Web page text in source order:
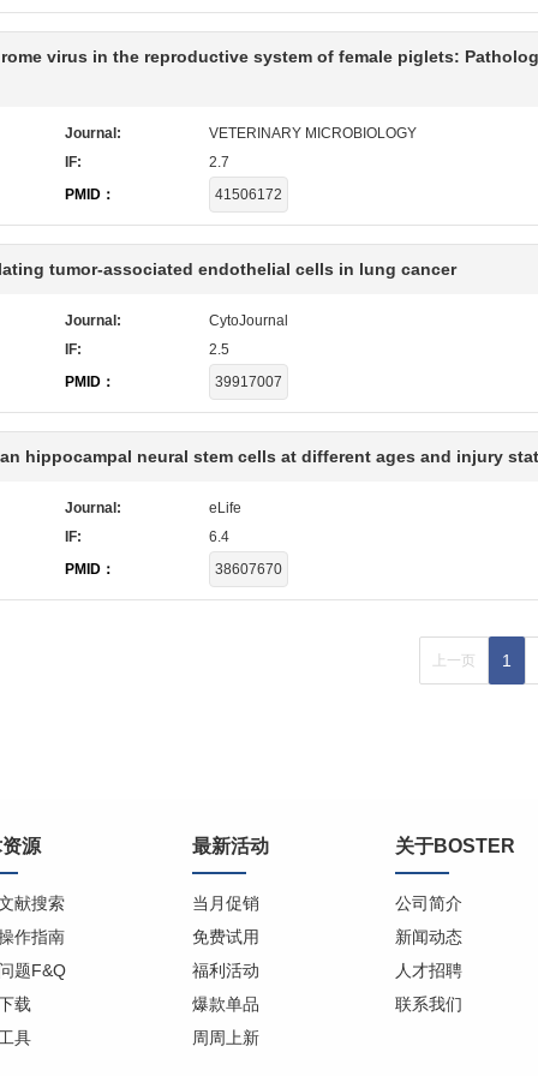
virus in the reproductive system of female piglets:
Journal:
VETERINARY MICROBIOLOGY
IF:
2.7
PMID：
41506172
tumor-associated endothelial cells in lung cancer
Journal:
CytoJournal
IF:
2.5
PMID：
39917007
hippocampal neural stem cells at different ages and injury
Journal:
eLife
IF:
6.4
PMID：
38607670
上一页 1
源
献搜索
作指南
题F&Q
载
具
最新活动
当月促销
免费试用
福利活动
爆款单品
周周上新
关于BOSTER
公司简介
新闻动态
人才招聘
联系我们